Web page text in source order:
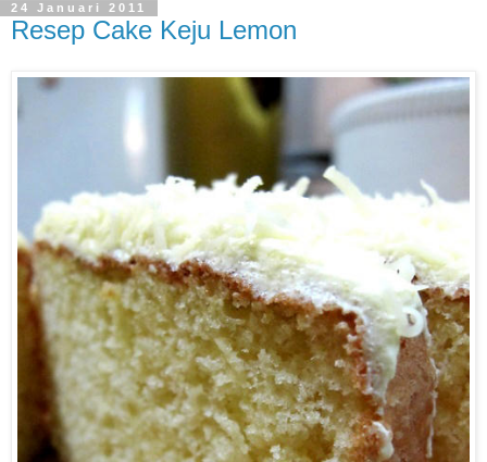
24 Januari 2011
Resep Cake Keju Lemon